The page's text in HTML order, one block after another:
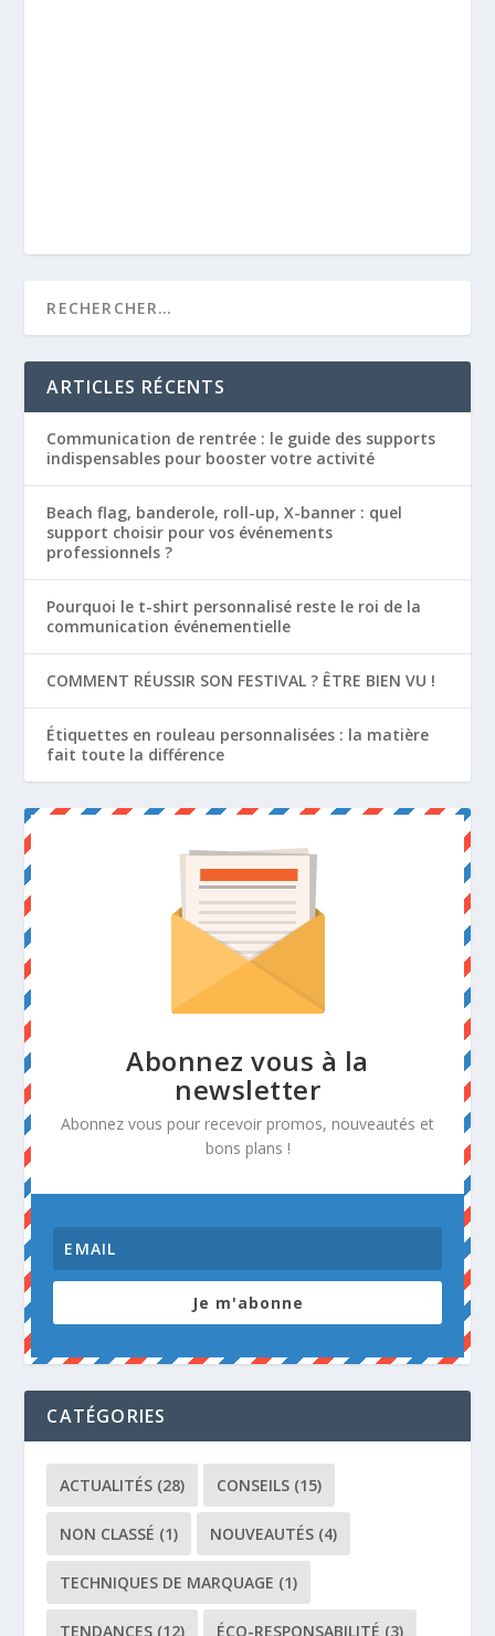
ARTICLES RÉCENTS
Communication de rentrée : le guide des supports
indispensables pour booster votre activité
Beach flag, banderole, roll-up, X-banner : quel
support choisir pour vos événements
professionnels ?
Pourquoi le t-shirt personnalisé reste le roi de la
communication événementielle
COMMENT RÉUSSIR SON FESTIVAL ? ÊTRE BIEN VU !
Étiquettes en rouleau personnalisées : la matière
fait toute la différence
Abonnez vous à la
newsletter
Abonnez vous pour recevoir promos, nouveautés et
bons plans !
Je m'abonne
CATÉGORIES
ACTUALITÉS (28) CONSEILS (15)
NON CLASSÉ (1) NOUVEAUTÉS (4)
TECHNIQUES DE MARQUAGE (1)
TENDANCES (12) ÉCO-RESPONSABILITÉ (3)